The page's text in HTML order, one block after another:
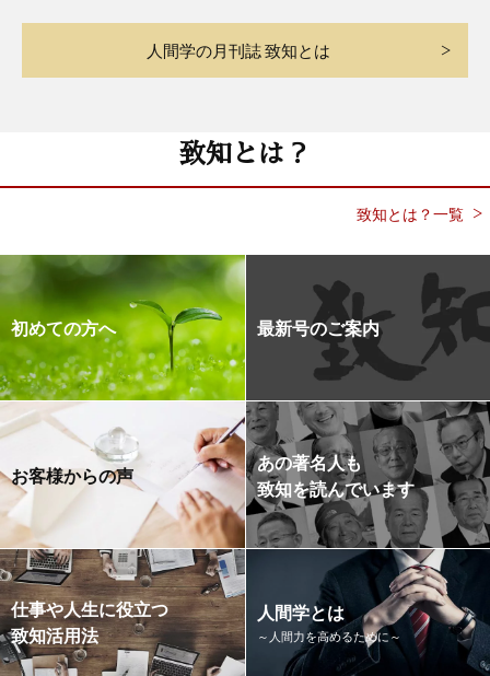
人間学の月刊誌 致知とは
致知とは？
致知とは？一覧
初めての方へ 最新号のご案内
お客様からの声
あの著名人も
致知を読んでいます
仕事や人生に役立つ
致知活用法
人間学とは
～人間力を高めるために～